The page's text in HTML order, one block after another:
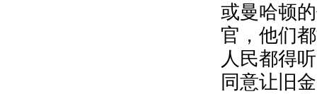
或曼哈顿
官，他们
人民都得
同意让旧